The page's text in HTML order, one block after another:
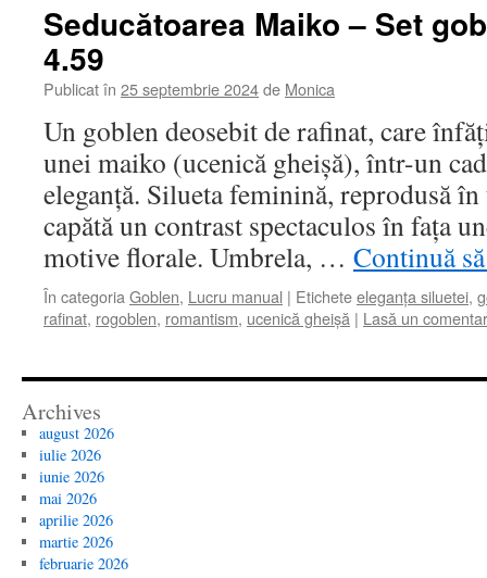
Seducătoarea Maiko – Set
4.59
Publicat în 25 septembrie 2024de Monica
Un goblen deosebit de rafinat, care
unei maiko (ucenică gheişă), într-un
eleganță. Silueta feminină, reprodusă
capătă un contrast spectaculos în fața
motive florale. Umbrela, … Continuă
În categoria Goblen, Lucru manual | Eticheteeleganța siluetei,
rafinat, rogoblen, romantism, ucenică gheişă | Lasă un
Archives
august 2026
iulie 2026
iunie 2026
mai 2026
aprilie 2026
martie 2026
februarie 2026